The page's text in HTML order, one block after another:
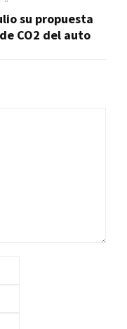
su propuesta
CO2 del auto